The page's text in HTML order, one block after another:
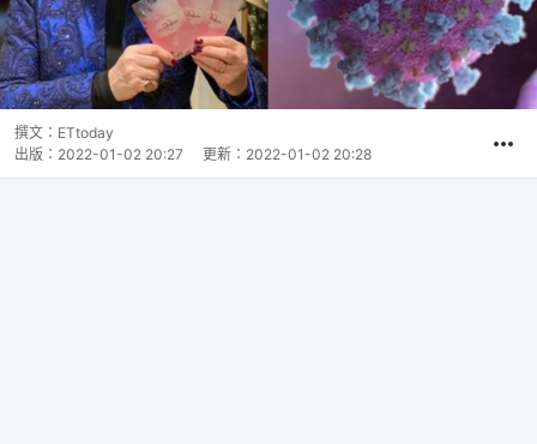
撰文： ETtoday
出版： 2022-01-02 20:27 更新： 2022-01-02 20:28